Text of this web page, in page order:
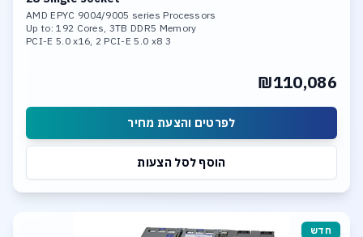
AMD EPYC 9004/9005 series Processors
Up to: 192 Cores, 3TB DDR5 Memory
3 PCI-E 5.0 x16, 2 PCI-E 5.0 x8
₪110,086
לפרטים והצעת מחיר
הוסף לסל הצעות
חדש